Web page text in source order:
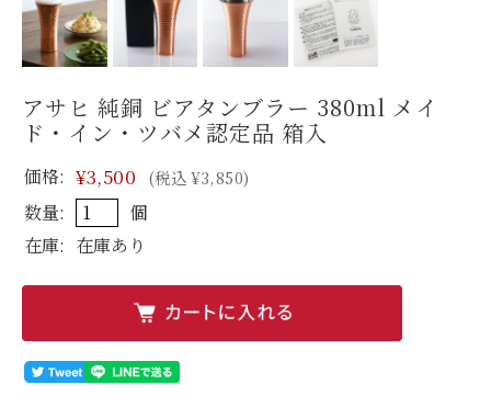
アサヒ 純銅 ビアタンブラー 380ml メイ
ド・イン・ツバメ認定品 箱入
価格: ¥3,500 (税込 ¥3,850)
数量:
個
在庫: 在庫あり